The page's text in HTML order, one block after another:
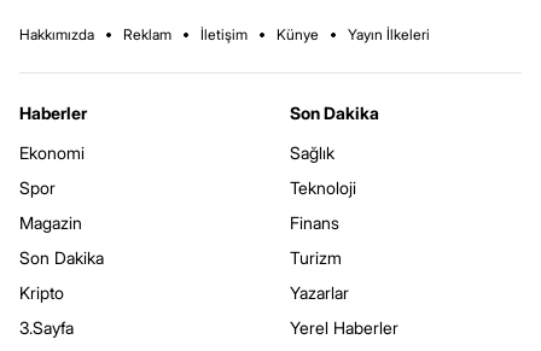
Hakkımızda Reklam İletişim Künye Yayın İlkeleri
Haberler
Ekonomi
Spor
Magazin
Son Dakika
Kripto
3.Sayfa
Son Dakika
Sağlık
Teknoloji
Finans
Turizm
Yazarlar
Yerel Haberler